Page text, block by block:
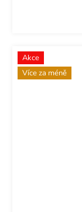
Akce
Více za méně